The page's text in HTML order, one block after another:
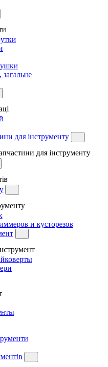
загальне
для інструменту
для інструменту
и кусторезов